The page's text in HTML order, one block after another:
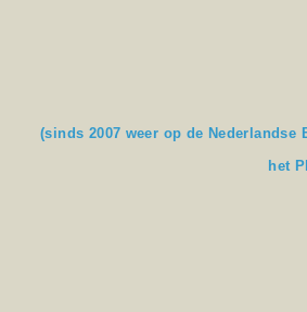
(sinds 2007 weer op de
het